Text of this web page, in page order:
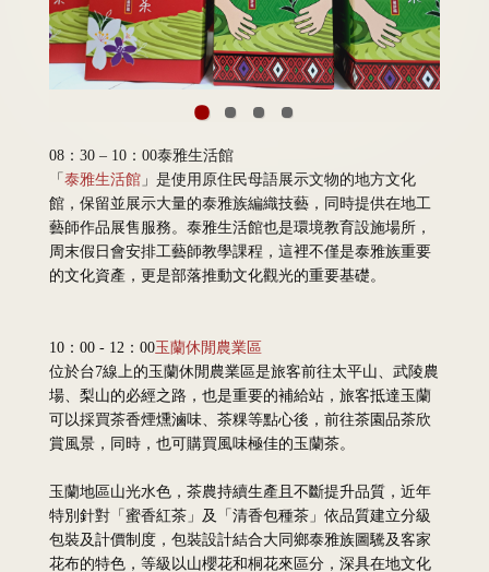
08：30 – 10：00泰雅生活館
「 泰雅生活館 」是使用原住民母語展示文物的地方文化
館，保留並展示大量的泰雅族編織技藝，同時提供在地工
藝師作品展售服務。泰雅生活館也是環境教育設施場所，
周末假日會安排工藝師教學課程，這裡不僅是泰雅族重要
的文化資產，更是部落推動文化觀光的重要基礎。
10：00 - 12：00玉蘭休閒農業區
位於台7線上的玉蘭休閒農業區是旅客前往太平山、武陵農
場、梨山的必經之路，也是重要的補給站，旅客抵達玉蘭
可以採買茶香煙燻滷味、茶粿等點心後，前往茶園品茶欣
賞風景，同時，也可購買風味極佳的玉蘭茶。
玉蘭地區山光水色，茶農持續生產且不斷提升品質，近年
特別針對「蜜香紅茶」及「清香包種茶」依品質建立分級
包裝及計價制度，包裝設計結合大同鄉泰雅族圖驣及客家
花布的特色，等級以山櫻花和桐花來區分，深具在地文化